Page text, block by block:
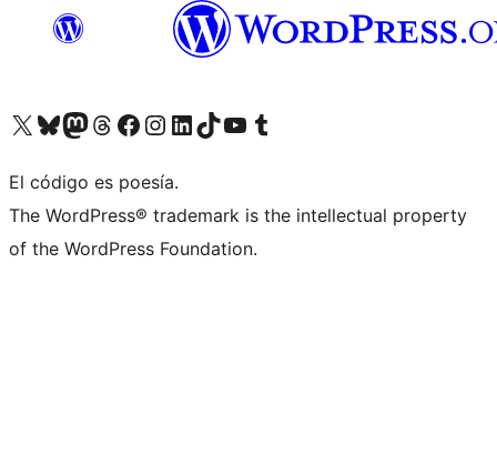
Visit our X (formerly Twitter) account
Visit our Bluesky account
Visit our Mastodon account
Visit our Threads account
Visita nuestra página de Facebook
Visita nuestra cuenta de Instagram
Visita nuestra cuenta de LinkedIn
Visit our TikTok account
Visita nuestro canal de YouTube
Visit our Tumblr account
El código es poesía.
The WordPress® trademark is the intellectual property
of the WordPress Foundation.